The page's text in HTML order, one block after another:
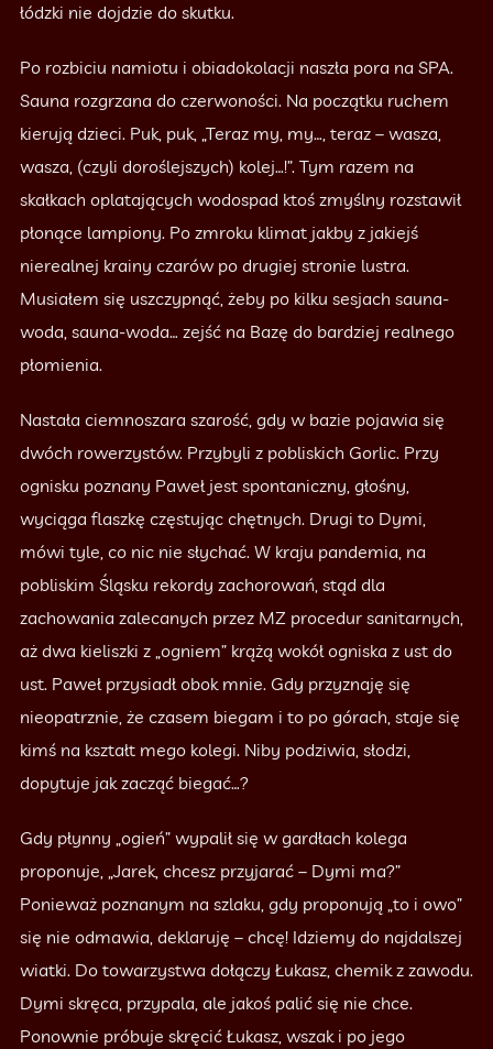
łódzki nie dojdzie do skutku.
Po rozbiciu namiotu i obiadokolacji naszła pora na SPA.
Sauna rozgrzana do czerwoności. Na początku ruchem
kierują dzieci. Puk, puk, „Teraz my, my…, teraz – wasza,
wasza, (czyli doroślejszych) kolej…!”. Tym razem na
skałkach oplatających wodospad ktoś zmyślny rozstawił
płonące lampiony. Po zmroku klimat jakby z jakiejś
nierealnej krainy czarów po drugiej stronie lustra.
Musiałem się uszczypnąć, żeby po kilku sesjach sauna-
woda, sauna-woda… zejść na Bazę do bardziej realnego
płomienia.
Nastała ciemnoszara szarość, gdy w bazie pojawia się
dwóch rowerzystów. Przybyli z pobliskich Gorlic. Przy
ognisku poznany Paweł jest spontaniczny, głośny,
wyciąga flaszkę częstując chętnych. Drugi to Dymi,
mówi tyle, co nic nie słychać. W kraju pandemia, na
pobliskim Śląsku rekordy zachorowań, stąd dla
zachowania zalecanych przez MZ procedur sanitarnych,
aż dwa kieliszki z „ogniem” krążą wokół ogniska z ust do
ust. Paweł przysiadł obok mnie. Gdy przyznaję się
nieopatrznie, że czasem biegam i to po górach, staje się
kimś na kształt mego kolegi. Niby podziwia, słodzi,
dopytuje jak zacząć biegać…?
Gdy płynny „ogień” wypalił się w gardłach kolega
proponuje, „Jarek, chcesz przyjarać – Dymi ma?”
Ponieważ poznanym na szlaku, gdy proponują „to i owo”
się nie odmawia, deklaruję – chcę! Idziemy do najdalszej
wiatki. Do towarzystwa dołączy Łukasz, chemik z zawodu.
Dymi skręca, przypala, ale jakoś palić się nie chce.
Ponownie próbuje skręcić Łukasz, wszak i po jego